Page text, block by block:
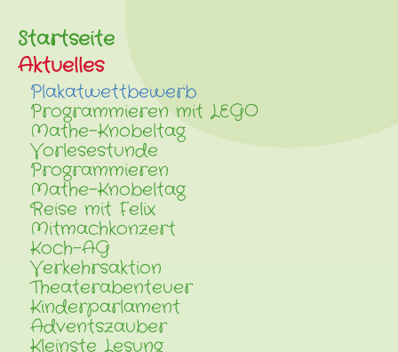
Startseite
Aktuelles
Plakatwettbewerb
Programmieren mit LEGO
Mathe-Knobeltag
Vorlesestunde
Programmieren
Mathe-Knobeltag
Reise mit Felix
Mitmachkonzert
Koch-AG
Verkehrsaktion
Theaterabenteuer
Kinderparlament
Adventszauber
Kleinste Lesung